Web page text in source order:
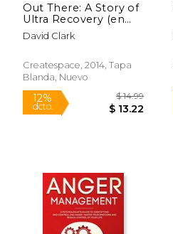
6%
dcto.
$ 13.99
$ 13.16
Out There: A Story of
Ultra Recovery (en
Inglés)
David Clark
Createspace, 2014, Tapa
Blanda, Nuevo